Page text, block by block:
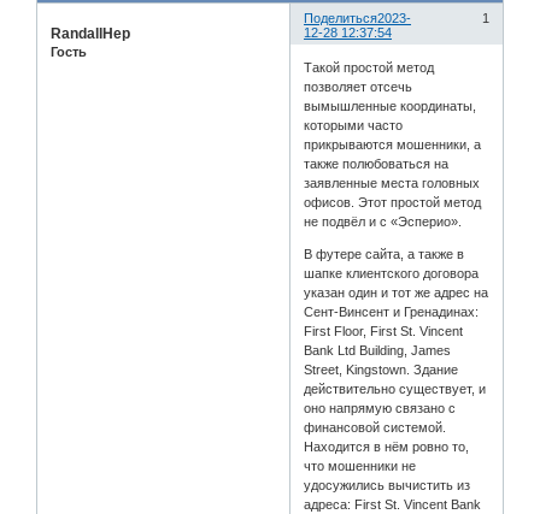
Поделиться 1
2023-
12-28 12:37:54
RandallHep
Гость
Такой простой метод
позволяет отсечь
вымышленные координаты,
которыми часто
прикрываются мошенники, а
также полюбоваться на
заявленные места головных
офисов. Этот простой метод
не подвёл и с «Эсперио».
В футере сайта, а также в
шапке клиентского договора
указан один и тот же адрес на
Сент-Винсент и Гренадинах:
First Floor, First St. Vincent
Bank Ltd Building, James
Street, Kingstown. Здание
действительно существует, и
оно напрямую связано с
финансовой системой.
Находится в нём ровно то,
что мошенники не
удосужились вычистить из
адреса: First St. Vincent Bank